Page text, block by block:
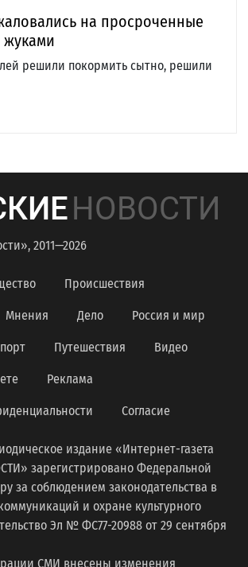
на просроченные
решили покормить сытно, решили
НОВОСТИ
2011—2026
Происшествия
Мнения Дело Россия и мир
Путешествия Видео
Реклама
Согласие
издание «Интернет-газета
зарегистрировано Федеральной
за соблюдением законодательства в
и охране культурного
Эл № ФС77-20988 от 29 сентября
СМИ внесены изменения